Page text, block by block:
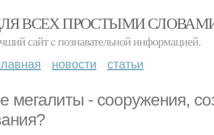
ВСЕХ ПРОСТЫМИ
сайт c познавательной информацией.
новости статьи
мегалиты - сооружения,